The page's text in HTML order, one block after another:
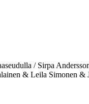
/ Sirpa
& Leila Simonen &